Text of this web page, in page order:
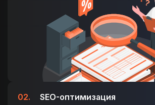
02. SEO-оптимизация